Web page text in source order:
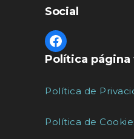
Social
Política página
Política de
Política de